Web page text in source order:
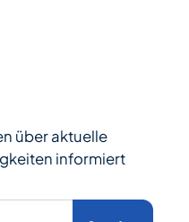
über aktuelle
informiert